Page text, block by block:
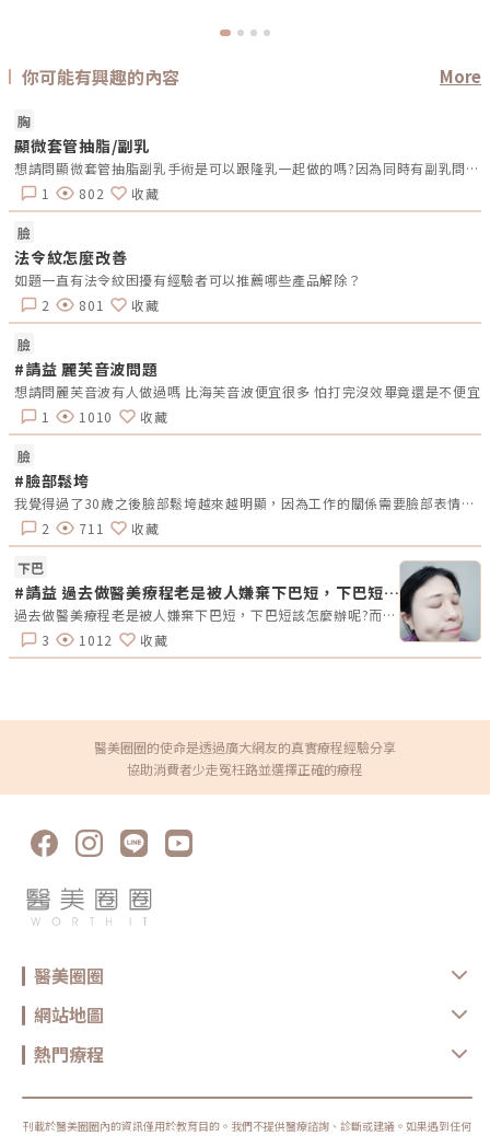
男性：通常從額角與頭頂開始逐漸後退，形成「M型禿」或「地中海禿」。
氫睪固酮（DHT）有關，DHT會縮短毛囊生長週期，使頭髮變細、變短，最
終導致毛囊萎縮。2. 壓力與精神因素壓力過大容易引起 壓力型掉髮，通常
等。 機制：壓力會促使毛囊提早進入休止期，導致掉髮增加。 特徵：通常
掉髮範圍較均勻，減少壓力後有機會恢復。3. 營養不良與飲食習慣頭髮生長
需要 蛋白質、鐵、鋅、維生素B群 等多種營養素，缺乏這些營養會導致髮
質變差、掉髮增加。 常見營養缺乏影響： 缺鐵：導致頭髮變細、掉髮增加
（常見於女性貧血者）。 蛋白質不足：影響角蛋白生成，使髮絲脆弱易
斷。 維生素D缺乏：影響毛囊健康，影響新髮生長。 暴飲暴食或節食：極
端飲食可能造成掉髮。 4. 荷爾蒙變化荷爾蒙變化會影響頭髮生長，例如：-
狀腺功能異常：甲狀腺素過多或過少都可能影響毛髮生長。-更年期：雌激
素下降可能導致女性髮量變稀疏。5. 頭皮問題與疾病維持健康的頭皮狀態有
助於頭髮生長，但某些疾病可能引發禿頭問題。-脂溢性皮炎：油脂分泌異
常，導致頭皮發炎、毛囊堵塞。-頭癬：真菌感染造成局部禿髮，常見於兒
童。-圓禿（Alopecia Areata）：免疫系統錯誤攻擊毛囊，造成圓形禿斑。
6. 過度美髮與不當保養過度燙染、長期使用造型產品、過度拉扯頭髮，都可
能導致頭皮受損，增加掉髮風險。-過度清潔：洗頭過於頻繁可能影響頭皮
油脂平衡。-使用刺激性產品：化學成分過強的染劑可能傷害毛囊。如何預
防與改善禿頭？-維持健康飲食：攝取足夠蛋白質、鐵、鋅、維生素B群，確
保毛囊獲得充足養分。-減少壓力：適當運動、規律作息、冥想等方法有助
於舒緩壓力，避免壓力型掉髮。-選擇適合的洗護產品：避免使用過於刺激
的洗髮精，選擇溫和配方來保護頭皮健康。-避免過度美髮處理：盡量減少
燙染次數，避免頻繁使用電捲棒、高溫吹風機。-尋求專業醫療建議：如果
掉髮情況嚴重，建議尋求皮膚科或植髮專家的專業診斷，評估適合的治療方
式，如 口服藥物、外用生髮液、低能量雷射、植髮手術 等。延伸閱讀：紋
髮是什麼？該做紋髮還是植髮好？帶你認識兩者功效有何不同PRP生髮治療
有效嗎？5分鐘瞭解原理、好處及適用族群植髮後還會掉嗎？5個落髮原因、
照護重點解析，維持植髮效果禿頭的成因多樣，從遺傳、壓力、飲食、荷爾
蒙變化到頭皮健康問題，皆可能影響頭髮的生長與掉落。透過 正確的頭皮
保養、健康飲食與適當治療，可以有效減少掉髮問題，維持濃密髮量。如果
掉髮情況持續惡化，及早諮詢專業醫生，才能找到適合的解決方案。★溫馨
提醒★ 小編要提醒大家，醫療並非單純的商業交易，所有的療程都伴隨著
風險。因此，作為消費者應該謹慎選擇合適的醫療方案，以確保安全與健
康。
你可能有興趣的內容 More
胸
顯微套管抽脂/副乳
想請問顯微套管抽脂副乳手術是可以跟隆乳一起做的嗎?因為同時有副乳問題和哺乳後走山和變小的問題,是否是可以一起手術的呢?
1
802 收藏
臉
法令紋怎麼改善
如題一直有法令紋困擾有經驗者可以推薦哪些產品解除？
2
801 收藏
臉
#請益 麗芙音波問題
想請問麗芙音波有人做過嗎 比海芙音波便宜很多 怕打完沒效畢竟還是不便宜
1
1010 收藏
臉
#臉部鬆垮
我覺得過了30歲之後臉部鬆垮越來越明顯，因為工作的關係需要臉部表情動作大一點，發現拍照的時候越來越老了…整個心情非常差，想要了解法令紋的部分，也有問過伊蓮斯，但真的不便宜欸！怕做了又浪費錢?不知道各位姐姐妹妹們有沒有建議
2
711 收藏
下巴
#請益 過去做醫美療程老是被人嫌棄下巴短，下巴短該怎麼辦呢?
過去做醫美療程老是被人嫌棄下巴短，下巴短該怎麼辦呢?而且好像也有出現一些雙下巴的情況!
3
1012 收藏
醫美圈圈的使命是透過廣大網友的真實療程經驗分享
協助消費者少走冤枉路並選擇正確的療程
醫美圈圈
網站地圖
熱門療程
刊載於醫美圈圈內的資訊僅用於教育目的。我們不提供醫療諮詢、診斷或建議。如果遇到任何